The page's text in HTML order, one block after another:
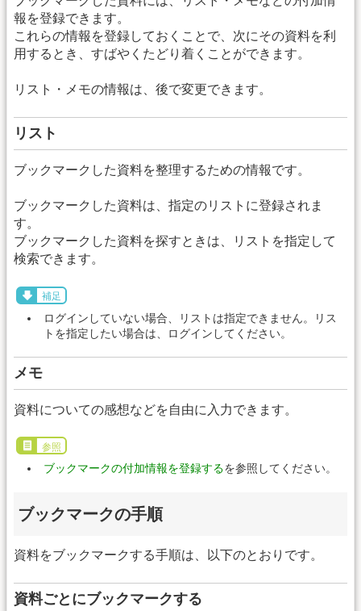
報を登録できます。
これらの情報を登録しておくことで、次にその資料を利
用するとき、すばやくたどり着くことができます。
リスト・メモの情報は、後で変更できます。
リスト
ブックマークした資料を整理するための情報です。
ブックマークした資料は、指定のリストに登録されま
す。
ブックマークした資料を探すときは、リストを指定して
検索できます。
補足
ログインしていない場合、リストは指定できません。リス
トを指定したい場合は、ログインしてください。
メモ
資料についての感想などを自由に入力できます。
参照
ブックマークの付加情報を登録するを参照してください。
ブックマークの手順
資料をブックマークする手順は、以下のとおりです。
資料ごとにブックマークする